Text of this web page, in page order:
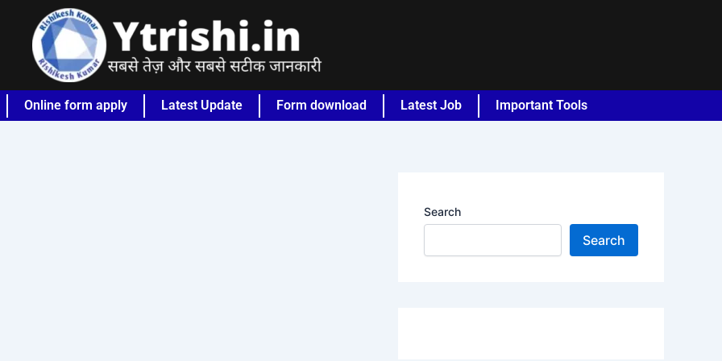
Online form apply Latest Update Form download Latest Job Important Tools
Search
Search